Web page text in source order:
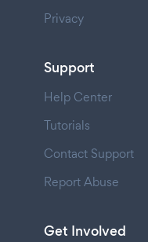
Privacy
Support
Help Center
Tutorials
Contact Support
Report Abuse
Get Involved